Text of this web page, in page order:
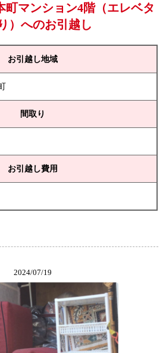
町マンション4階（エレベタ
）へのお引越し
お引越し地域
間取り
お引越し費用
2024/07/19